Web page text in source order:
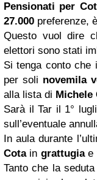
Pensionati per
27.000 preferenze,
Questo vuol dire
elettori sono stati
Si tenga conto
per soli novemila
alla lista di Michele
Sarà il Tar il 1°
sull’eventuale
In aula durante
Cota in grattugiae
Tanto che la